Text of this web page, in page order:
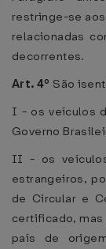
restringe-se
relacionadas
decorrentes.
Art. 4º São
I - os veículos
Governo
II - os
estrangeiros,
de Circular e
certificado, mas
país de